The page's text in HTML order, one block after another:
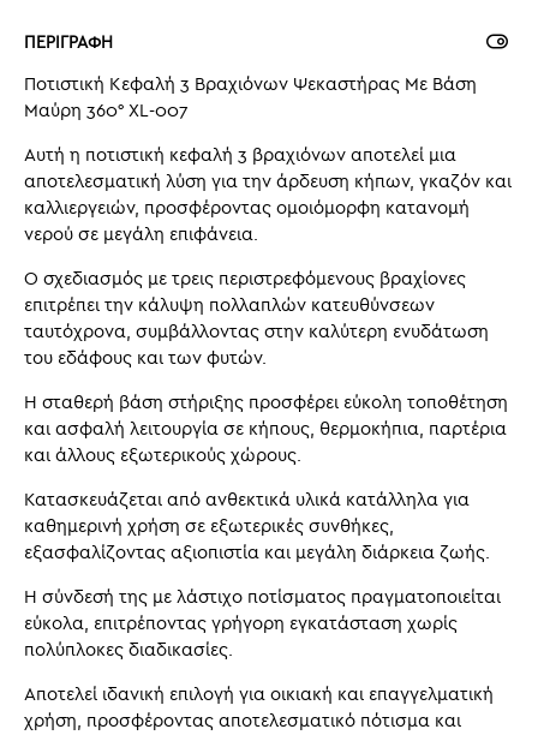
ΠΕΡΙΓΡΑΦΗ
Ποτιστική Κεφαλή 3 Βραχιόνων Ψεκαστήρας Με Βάση
Μαύρη 360° XL-007
Αυτή η ποτιστική κεφαλή 3 βραχιόνων αποτελεί μια
αποτελεσματική λύση για την άρδευση κήπων, γκαζόν και
καλλιεργειών, προσφέροντας ομοιόμορφη κατανομή
νερού σε μεγάλη επιφάνεια.
Ο σχεδιασμός με τρεις περιστρεφόμενους βραχίονες
επιτρέπει την κάλυψη πολλαπλών κατευθύνσεων
ταυτόχρονα, συμβάλλοντας στην καλύτερη ενυδάτωση
του εδάφους και των φυτών.
Η σταθερή βάση στήριξης προσφέρει εύκολη τοποθέτηση
και ασφαλή λειτουργία σε κήπους, θερμοκήπια, παρτέρια
και άλλους εξωτερικούς χώρους.
Κατασκευάζεται από ανθεκτικά υλικά κατάλληλα για
καθημερινή χρήση σε εξωτερικές συνθήκες,
εξασφαλίζοντας αξιοπιστία και μεγάλη διάρκεια ζωής.
Η σύνδεσή της με λάστιχο ποτίσματος πραγματοποιείται
εύκολα, επιτρέποντας γρήγορη εγκατάσταση χωρίς
πολύπλοκες διαδικασίες.
Αποτελεί ιδανική επιλογή για οικιακή και επαγγελματική
χρήση, προσφέροντας αποτελεσματικό πότισμα και